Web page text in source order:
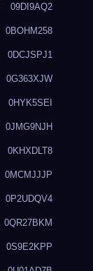
09DI9AQ2
0BOHM258
0DCJSPJ1
0G363XJW
0HYK5SEI
0JMG9NJH
0KHXDLT8
0MCMJJJP
0P2UDQV4
0QR27BKM
0S9E2KPP